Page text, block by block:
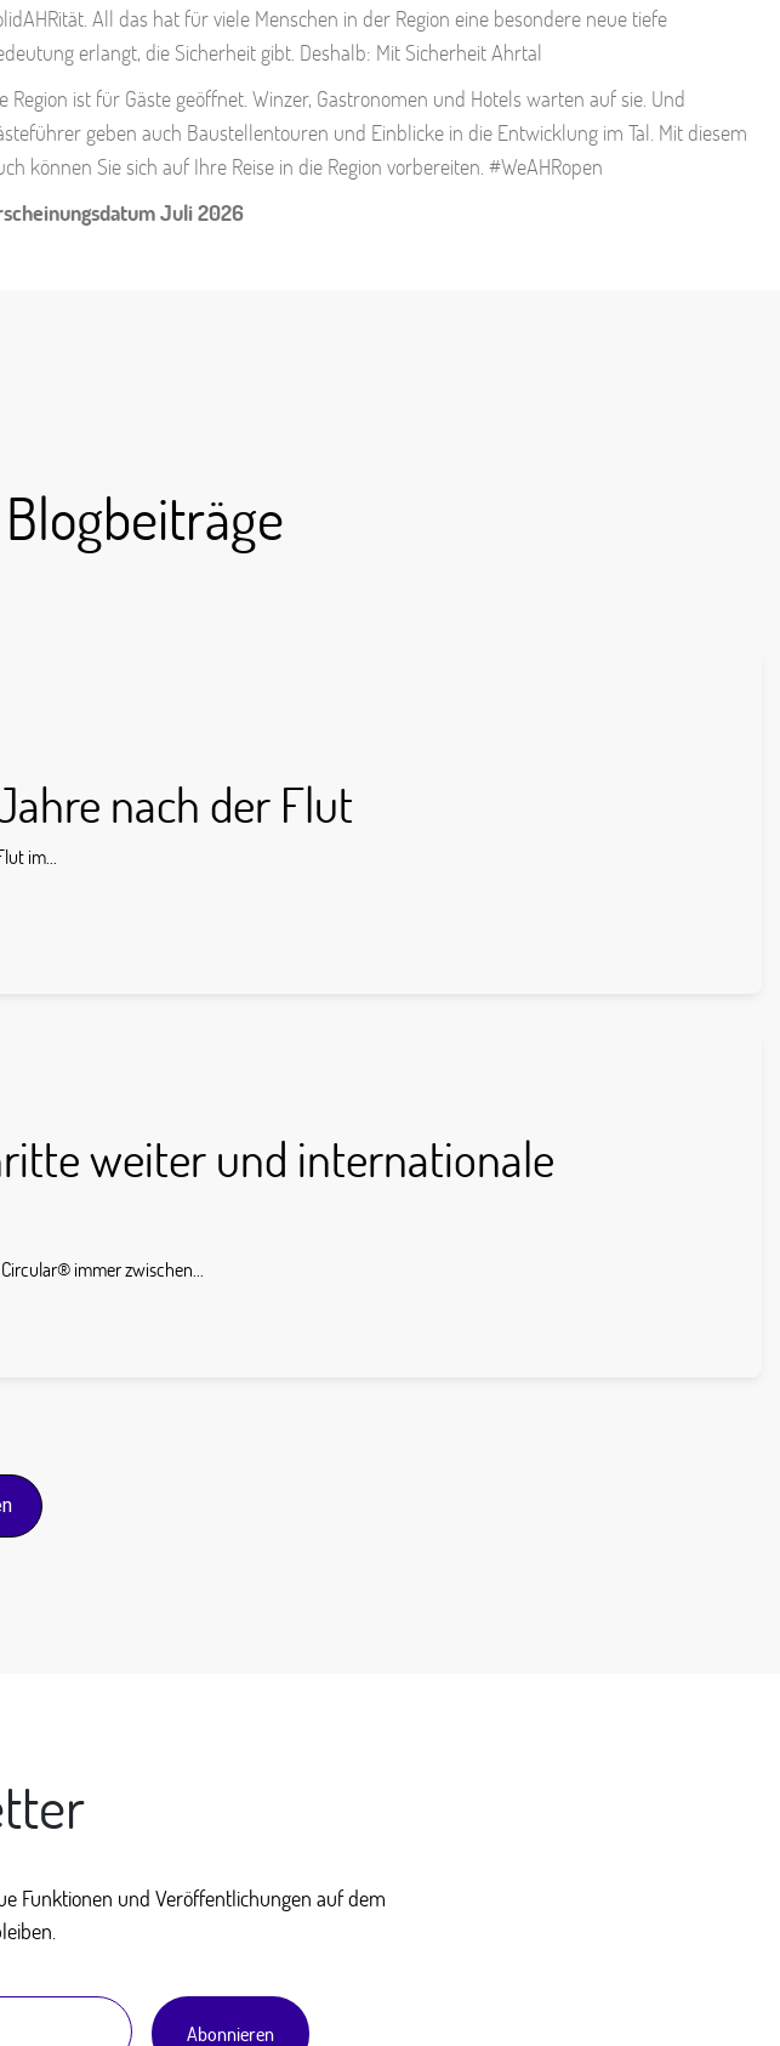
All das hat für viele Menschen in der Region eine besondere neue tiefe
erlangt, die Sicherheit gibt. Deshalb: Mit Sicherheit Ahrtal
Region ist für Gäste geöffnet. Winzer, Gastronomen und Hotels warten auf sie. Und
geben auch Baustellentouren und Einblicke in die Entwicklung im Tal. Mit diesem
können Sie sich auf Ihre Reise in die Region vorbereiten. #WeAHRopen
Juli 2026
nach der Flut
im...
weiter und internationale
immer zwischen...
Funktionen und Veröffentlichungen auf dem